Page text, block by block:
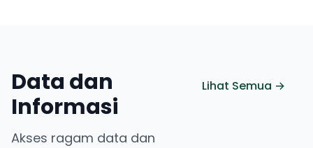
Data dan
Informasi
Akses ragam data dan
Lihat Semua →